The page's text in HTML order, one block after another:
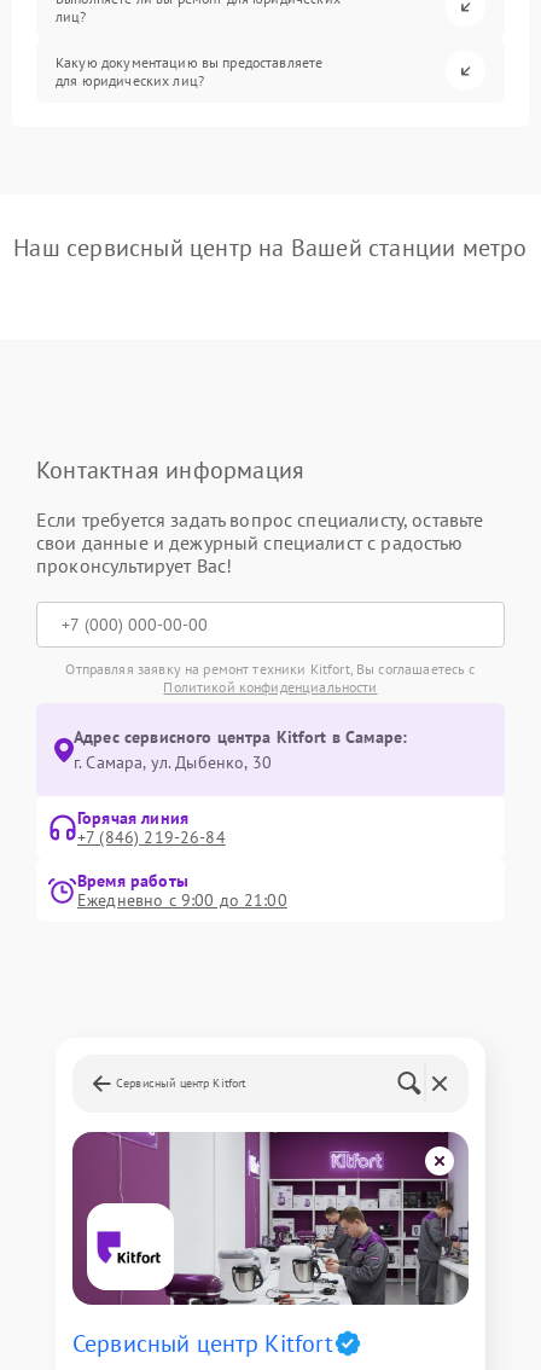
лиц?
Какую документацию вы предоставляете
для юридических лиц?
Наш сервисный центр на Вашей станции метро
Контактная информация
Если требуется задать вопрос специалисту, оставьте
свои данные и дежурный специалист с радостью
проконсультирует Вас!
Отправляя заявку на ремонт техники Kitfort, Вы соглашаетесь с
Политикой конфиденциальности
Адрес сервисного центра Kitfort в Самаре:
г. Самара, ул. Дыбенко, 30
Горячая линия
+7 (846) 219-26-84
Время работы
Ежедневно с 9:00 до 21:00
Сервисный центр Kitfort
Сервисный центр Kitfort